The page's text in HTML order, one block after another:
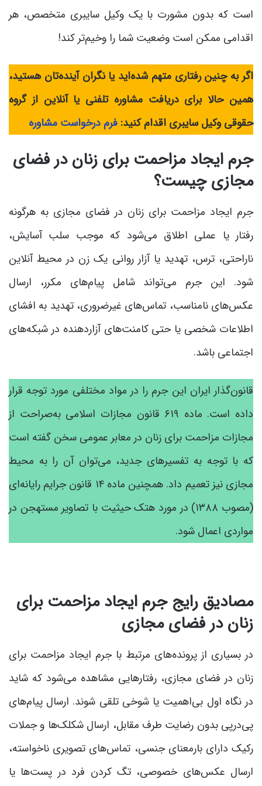
است که بدون مشورت با یک وکیل سایبری متخصص، هر
اقدامی ممکن است وضعیت شما را وخیم‌تر کند!
اگر به چنین رفتاری متهم شده‌اید یا نگران آیندۀتان هستید،
همین حالا برای دریافت مشاورۀ تلفنی یا آنلاین از گروه
حقوقی وکیل سایبری اقدام کنید: فرم درخواست مشاوره
جرم ایجاد مزاحمت برای زنان در فضای
مجازی چیست؟
جرم ایجاد مزاحمت برای زنان در فضای مجازی به هرگونه
رفتار یا عملی اطلاق می‌شود که موجب سلب آسایش،
ناراحتی، ترس، تهدید یا آزار روانی یک زن در محیط آنلاین
شود. این جرم می‌تواند شامل پیام‌های مکرر، ارسال
عکس‌های نامناسب، تماس‌های غیرضروری، تهدید به افشای
اطلاعات شخصی یا حتی کامنت‌های آزاردهنده در شبکه‌های
اجتماعی باشد.
قانون‌گذار ایران این جرم را در مواد مختلفی مورد توجه قرار
داده است. ماده ۶۱۹ قانون مجازات اسلامی به‌صراحت از
مجازات مزاحمت برای زنان در معابر عمومی سخن گفته است
که با توجه به تفسیرهای جدید، می‌توان آن را به محیط
مجازی نیز تعمیم داد. همچنین ماده ۱۴ قانون جرایم رایانه‌ای
(مصوب ۱۳۸۸) در مورد هتک حیثیت با تصاویر مستهجن در
مواردی اعمال شود.
مصادیق رایج جرم ایجاد مزاحمت برای
زنان در فضای مجازی
در بسیاری از پرونده‌های مرتبط با جرم ایجاد مزاحمت برای
زنان در فضای مجازی، رفتارهایی مشاهده می‌شود که شاید
در نگاه اول بی‌اهمیت یا شوخی تلقی شوند. ارسال پیام‌های
پی‌درپی بدون رضایت طرف مقابل، ارسال شکلک‌ها و جملات
رکیک دارای بارمعنای جنسی، تماس‌های تصویری ناخواسته،
ارسال عکس‌های خصوصی، تگ کردن فرد در پست‌ها یا